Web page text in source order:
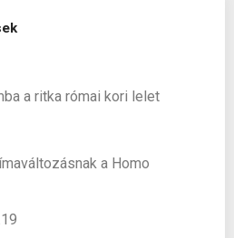
a ritka római kori lelet
a Homo